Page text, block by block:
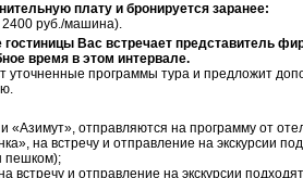
плату и бронируется заранее:
2400 руб./машина).
Вас встречает представитель
время в этом интервале.
уточненные программы тура и предложит
«Азимут», отправляются на программу от
на встречу и отправление на экскурсии
пешком);
встречу и отправление на экскурсии